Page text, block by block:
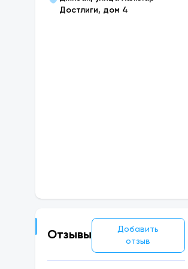
Достлиги, дом 4
Отзывы
Добавить
отзыв